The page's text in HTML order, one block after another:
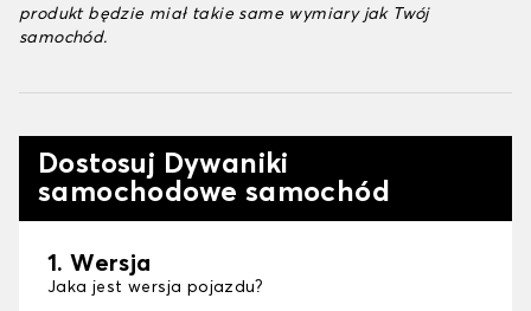
produkt będzie miał takie same wymiary jak Twój
samochód.
Dostosuj Dywaniki
samochodowe samochód
1. Wersja
Jaka jest wersja pojazdu?